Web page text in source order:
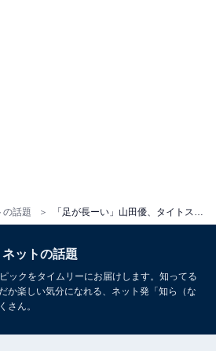
の話題
ネットの話題
ックをタイムリーにお届けします。知ってる
か楽しい気分になれる、ネット発「知ら（な
さん。